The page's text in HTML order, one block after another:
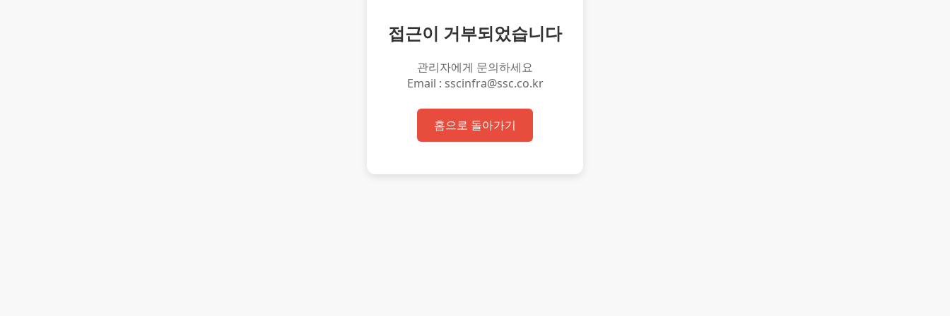
접근이 거부되었습니다
관리자에게 문의하세요
Email : sscinfra@ssc.co.kr
홈으로 돌아가기